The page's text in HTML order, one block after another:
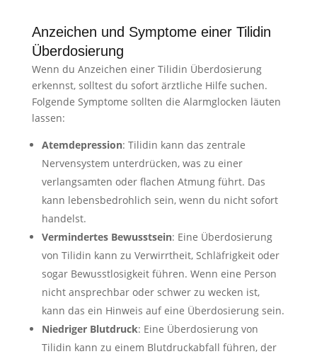
Anzeichen und Symptome einer Tilidin
Überdosierung
Wenn du Anzeichen einer Tilidin Überdosierung
erkennst, solltest du sofort ärztliche Hilfe suchen.
Folgende Symptome sollten die Alarmglocken läuten
lassen:
Atemdepression: Tilidin kann das zentrale
Nervensystem unterdrücken, was zu einer
verlangsamten oder flachen Atmung führt. Das
kann lebensbedrohlich sein, wenn du nicht sofort
handelst.
Vermindertes Bewusstsein: Eine Überdosierung
von Tilidin kann zu Verwirrtheit, Schläfrigkeit oder
sogar Bewusstlosigkeit führen. Wenn eine Person
nicht ansprechbar oder schwer zu wecken ist,
kann das ein Hinweis auf eine Überdosierung sein.
Niedriger Blutdruck: Eine Überdosierung von
Tilidin kann zu einem Blutdruckabfall führen, der